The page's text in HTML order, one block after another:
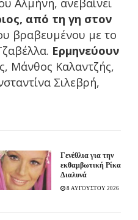
από τη γη στον
βραβευμένου με το
Ερμηνεύουν
Μάνθος Καλαντζής,
Σιλεβρή,
Γενέθλια για την
εκθαμβωτική Ρίκα
Διαλυνά
8 ΑΥΓΟΥΣΤΟΥ 2026